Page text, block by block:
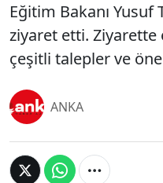
Eğitim Bakanı Yusuf
ziyaret etti.
çeşitli talepler ve
ANKA